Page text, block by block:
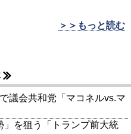
＞＞もっと読む
議会共和党「マコネルvs.マ
」を狙う「トランプ前大統